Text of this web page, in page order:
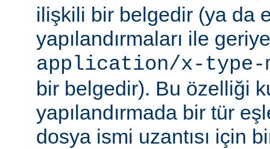
ilişkili bir belgedir (ya da
yapılandırmaları ile
application/x-type-
bir belgedir). Bu özelliği
yapılandırmada bir tür
dosya ismi uzantısı için